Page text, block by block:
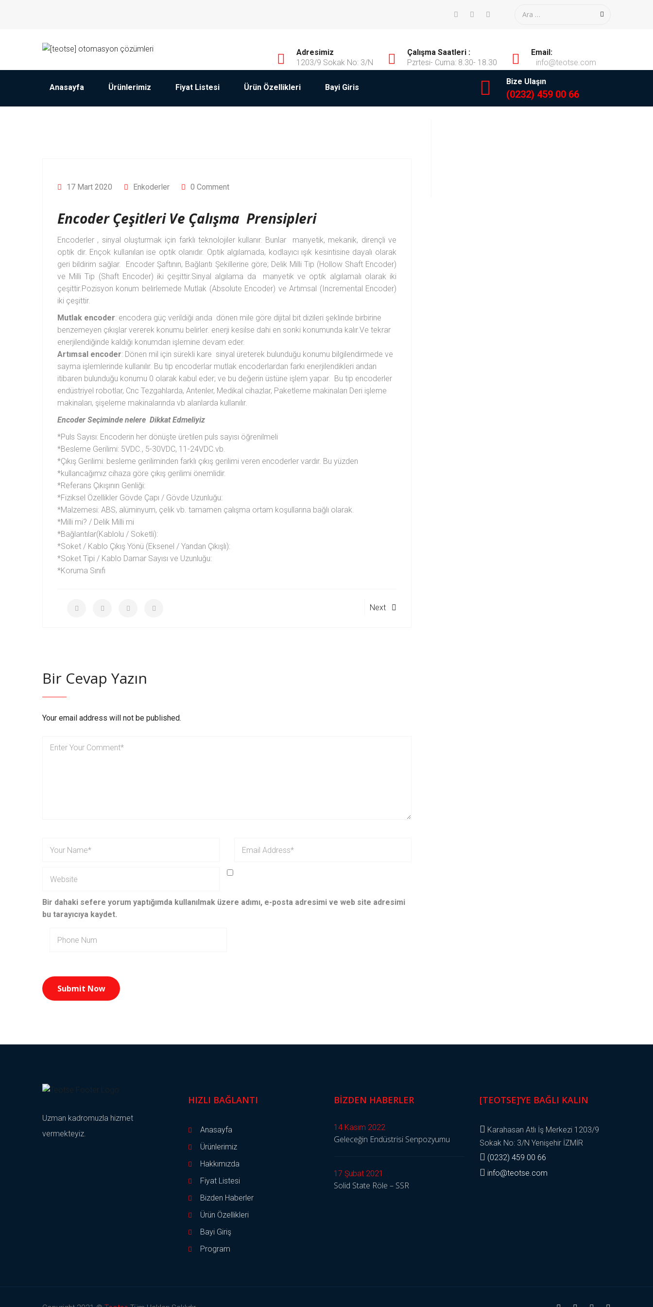
Adresimiz
1203/9 Sokak No: 3/N
Çalışma Saatleri :
Pzrtesi- Cuma: 8.30- 18.30
Email:
info@teotse.com
Anasayfa Ürünlerimiz Fiyat Listesi Ürün Özellikleri Bayi Giris
Bize Ulaşın
(0232) 459 00 66
17 Mart 2020 Enkoderler 0 Comment
Encoder Çeşitleri Ve Çalışma Prensipleri
Encoderler , sinyal oluşturmak için farklı teknolojiler kullanır. Bunlar manyetik, mekanik, dirençli ve
optik dir. Ençok kullanılan ise optik olanıdır. Optik algılamada, kodlayıcı ışık kesintisine dayalı olarak
geri bildirim sağlar. Encoder Şaftının, Bağlantı Şekillerine göre; Delik Milli Tip (Hollow Shaft Encoder)
ve Milli Tip (Shaft Encoder) iki çeşittir.Sinyal algılama da manyetik ve optik algılamalı olarak iki
çeşittir.Pozisyon konum belirlemede Mutlak (Absolute Encoder) ve Artımsal (Incremental Encoder)
iki çeşittir.
Mutlak encoder: encodera güç verildiği anda dönen mile göre dijital bit dizileri şeklinde birbirine
benzemeyen çıkışlar vererek konumu belirler. enerji kesilse dahi en sonki konumunda kalır.Ve tekrar
enerjilendiğinde kaldığı konumdan işlemine devam eder.
Artımsal encoder: Dönen mil için sürekli kare sinyal üreterek bulunduğu konumu bilgilendirmede ve
sayma işlemlerinde kullanılır. Bu tip encoderlar mutlak encoderlardan farkı enerjilendikleri andan
itibaren bulunduğu konumu 0 olarak kabul eder; ve bu değerin üstüne işlem yapar. Bu tip encoderler
endüstriyel robotlar, Cnc Tezgahlarda, Antenler, Medikal cihazlar, Paketleme makinaları Deri işleme
makinaları, şişeleme makinalarında vb alanlarda kullanılır.
Encoder Seçiminde nelere Dikkat Edmeliyiz
*Puls Sayısı: Encoderin her dönüşte üretilen puls sayısı öğrenilmeli
*Besleme Gerilimi: 5VDC., 5-30VDC, 11-24VDC.vb.
*Çıkış Gerilimi: besleme geriliminden farklı çıkış gerilimi veren encoderler vardır. Bu yüzden
*kullancağımız cihaza göre çıkış gerilimi önemlidir.
*Referans Çıkışının Genliği:
*Fiziksel Özellikler Gövde Çapı / Gövde Uzunluğu:
*Malzemesi: ABS, alüminyum, çelik vb. tamamen çalışma ortam koşullarına bağlı olarak.
*Milli mi? / Delik Milli mi
*Bağlantılar(Kablolu / Soketli):
*Soket / Kablo Çıkış Yönü (Eksenel / Yandan Çıkışlı):
*Soket Tipi / Kablo Damar Sayısı ve Uzunluğu:
*Koruma Sınıfı
Next
Bir Cevap Yazın
Your email address will not be published.
Bir dahaki sefere yorum yaptığımda kullanılmak üzere adımı, e-posta adresimi ve web site adresimi
bu tarayıcıya kaydet.
Uzman kadromuzla hizmet
vermekteyiz.
HIZLI BAĞLANTI
Anasayfa
Ürünlerimiz
Hakkımızda
Fiyat Listesi
Bizden Haberler
Ürün Özellikleri
Bayi Giriş
Program
BIZDEN HABERLER
14 Kasım 2022
Geleceğin Endüstrisi Senpozyumu
17 Şubat 2021
Solid State Röle – SSR
[TEOTSE]’YE BAĞLI KALIN
Karahasan Atlı İş Merkezi 1203/9
Sokak No: 3/N Yenişehir İZMİR
(0232) 459 00 66
info@teotse.com